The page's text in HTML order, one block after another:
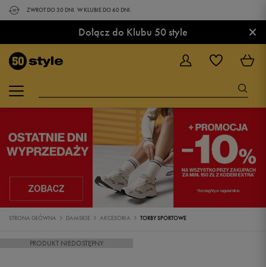
ZWROT DO 30 DNI. W KLUBIE DO 60 DNI.
Dołącz do Klubu 50 style ×
STRONA GŁÓWNA DAMSKIE AKCESORIA TORBY SPORTOWE
PRODUKT NIEDOSTĘPNY